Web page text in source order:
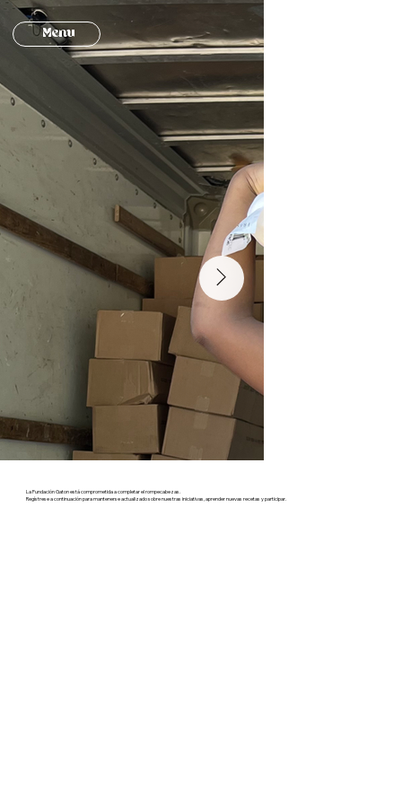
La Fundación Gaton está comprometida a completar el rompecabezas.
Regístrese a continuación para mantenerse actualizado sobre nuestras iniciativas, aprender nuevas recetas y participar.
Menu